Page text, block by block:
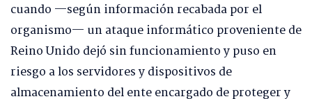
cuando —según información recabada por el
organismo— un ataque informático proveniente de
Reino Unido dejó sin funcionamiento y puso en
riesgo a los servidores y dispositivos de
almacenamiento del ente encargado de proteger y